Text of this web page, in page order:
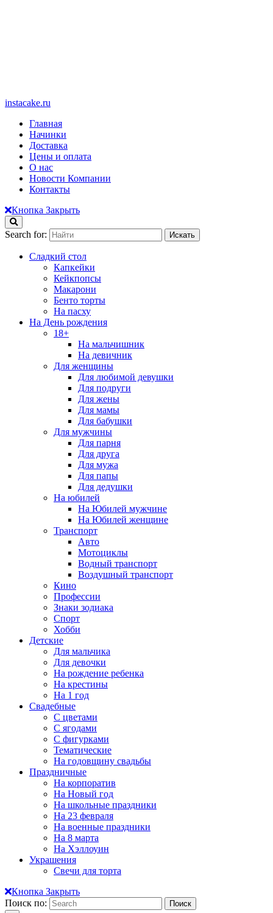
instacake.ru
Главная
Начинки
Доставка
Цены и оплата
О нас
Новости Компании
Контакты
Кнопка Закрыть
Search for:
Сладкий стол
Капкейки
Кейкпопсы
Макарони
Бенто торты
На пасху
На День рождения
18+
На мальчишник
На девичник
Для женщины
Для любимой девушки
Для подруги
Для жены
Для мамы
Для бабушки
Для мужчины
Для парня
Для друга
Для мужа
Для папы
Для дедушки
На юбилей
На Юбилей мужчине
На Юбилей женщине
Транспорт
Авто
Мотоциклы
Водный транспорт
Воздушный транспорт
Кино
Профессии
Знаки зодиака
Спорт
Хобби
Детские
Для мальчика
Для девочки
На рождение ребенка
На крестины
На 1 год
Свадебные
С цветами
С ягодами
С фигурками
Тематические
На годовщину свадьбы
Праздничные
На корпоратив
На Новый год
На школьные праздники
На 23 февраля
На военные праздники
На 8 марта
На Хэллоуин
Украшения
Свечи для торта
Кнопка Закрыть
Поиск по: